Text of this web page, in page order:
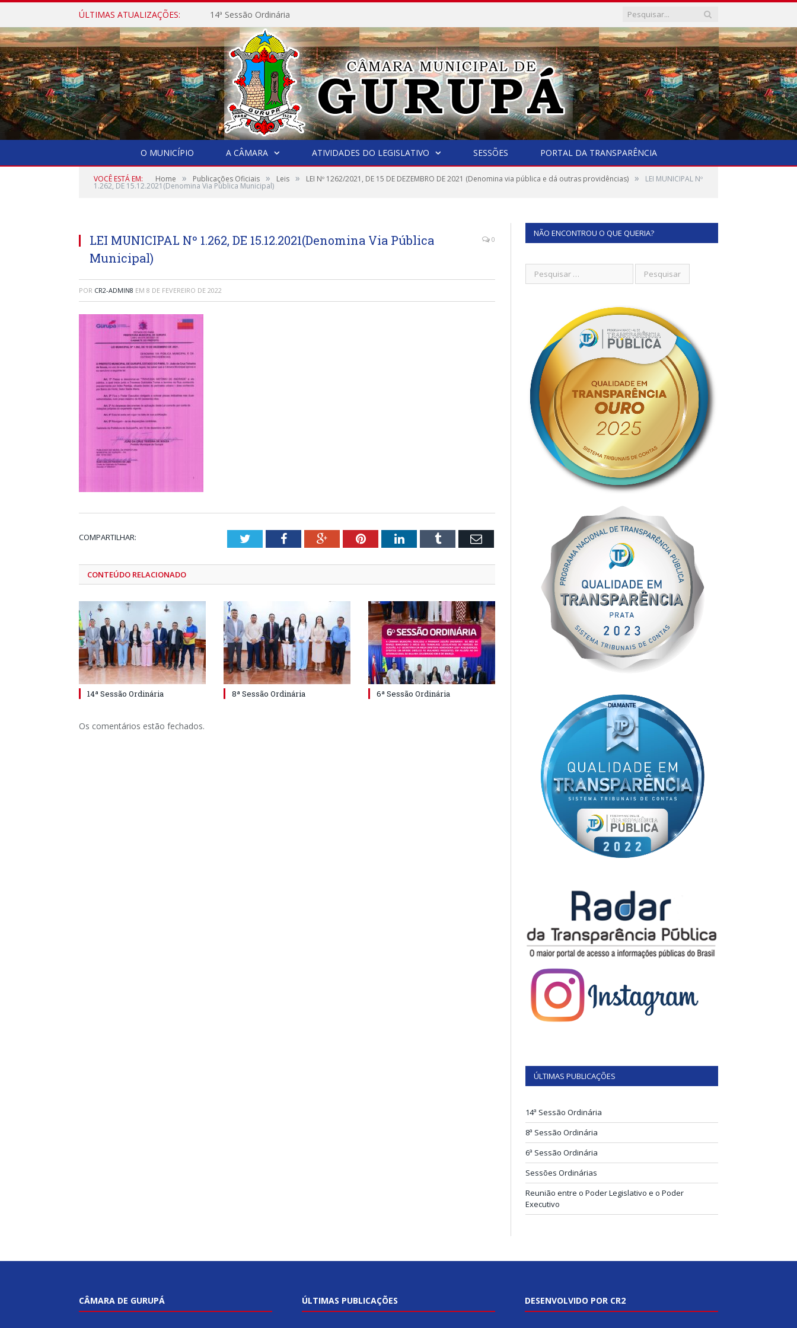
ÚLTIMAS ATUALIZAÇÕES: 14ª Sessão Ordinária
O MUNICÍPIO A CÂMARA ATIVIDADES DO LEGISLATIVO SESSÕES PORTAL DA TRANSPARÊNCIA
VOCÊ ESTÁ EM: Home » Publicações Oficiais » Leis » LEI Nº 1262/2021, DE 15 DE DEZEMBRO DE 2021 (Denomina via pública e dá outras providências) » LEI MUNICIPAL Nº
1.262, DE 15.12.2021(Denomina Via Pública Municipal)
LEI MUNICIPAL Nº 1.262, DE 15.12.2021(Denomina Via Pública
Municipal)
0
POR CR2-ADMIN8 EM 8 DE FEVEREIRO DE 2022
COMPARTILHAR: TwitterFacebookGoogle+PinterestLinkedInTumblr Email
CONTEÚDO RELACIONADO
14ª Sessão Ordinária 8ª Sessão Ordinária 6ª Sessão Ordinária
Os comentários estão fechados.
NÃO ENCONTROU O QUE QUERIA?
ÚLTIMAS PUBLICAÇÕES
14ª Sessão Ordinária
8ª Sessão Ordinária
6ª Sessão Ordinária
Sessões Ordinárias
Reunião entre o Poder Legislativo e o Poder
Executivo
CÂMARA DE GURUPÁ ÚLTIMAS PUBLICAÇÕES DESENVOLVIDO POR CR2